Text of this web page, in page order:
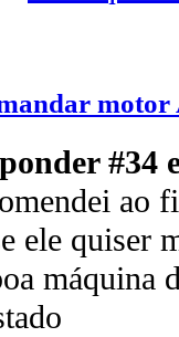
motor
#34
ao
ele quiser
máquina